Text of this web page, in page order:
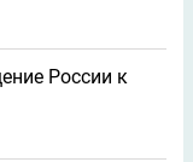
России к